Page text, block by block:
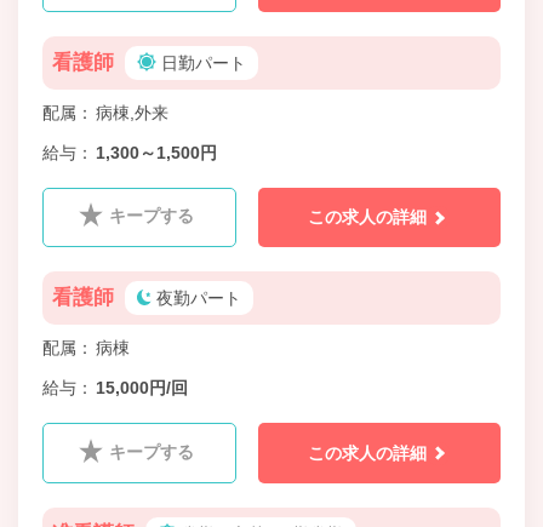
看護師 日勤パート
配属 病棟,外来
給与 1,300～1,500円
キープする この求人の詳細
看護師 夜勤パート
配属 病棟
給与 15,000円/回
キープする この求人の詳細